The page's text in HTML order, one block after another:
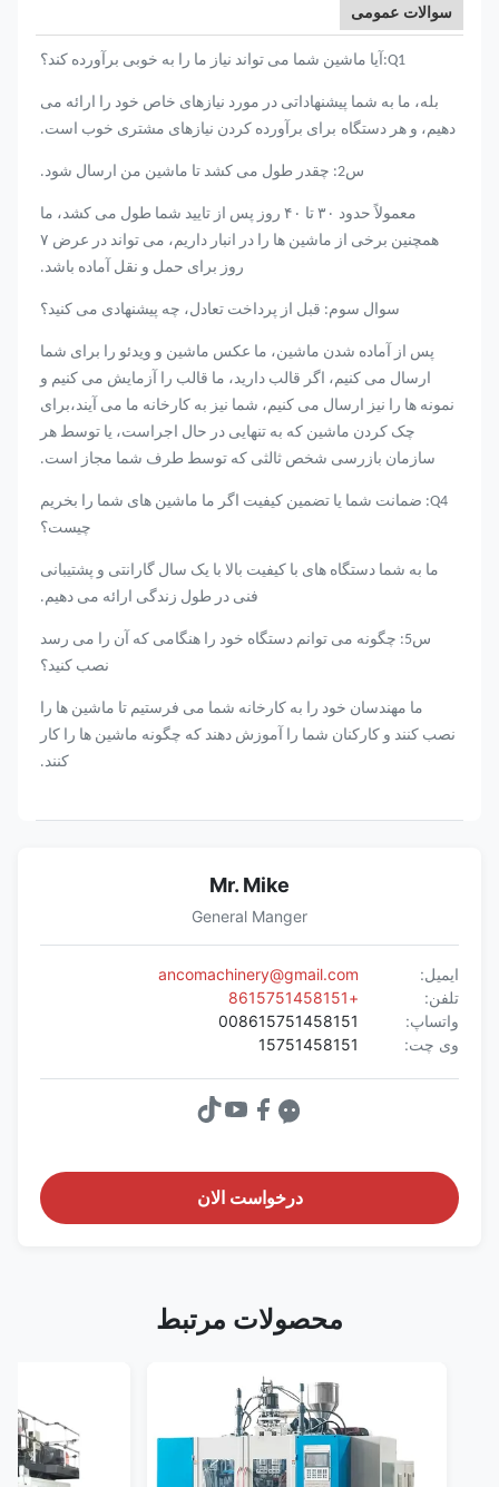
سوالات عمومی
بله، ما به شما پیشنهاداتی در مورد نیازهای خاص خود را ارائه می
دهیم، و هر دستگاه برای برآورده کردن نیازهای مشتری خوب است.
معمولاً حدود ۳۰ تا ۴۰ روز پس از تایید شما طول می کشد، ما
همچنین برخی از ماشین ها را در انبار داریم، می تواند در عرض ۷
روز برای حمل و نقل آماده باشد.
سوال سوم: قبل از پرداخت تعادل، چه پیشنهادی می کنید؟
پس از آماده شدن ماشین، ما عکس ماشین و ویدئو را برای شما
ارسال می کنیم، اگر قالب دارید، ما قالب را آزمایش می کنیم و
نمونه ها را نیز ارسال می کنیم، شما نیز به کارخانه ما می آیند،برای
چک کردن ماشین که به تنهایی در حال اجراست، یا توسط هر
سازمان بازرسی شخص ثالثی که توسط طرف شما مجاز است.
Q4: ضمانت شما یا تضمین کیفیت اگر ما ماشین های شما را بخریم
چیست؟
ما به شما دستگاه های با کیفیت بالا با یک سال گارانتی و پشتیبانی
فنی در طول زندگی ارائه می دهیم.
س5: چگونه می توانم دستگاه خود را هنگامی که آن را می رسد
نصب کنید؟
ما مهندسان خود را به کارخانه شما می فرستیم تا ماشین ها را
نصب کنند و کارکنان شما را آموزش دهند که چگونه ماشین ها را کار
Mr. Mike
General Manger
ایمیل:
ancomachinery@gmail.com
واتساپ:
008615751458151
وی چت:
15751458151
درخواست الان
محصولات مرتبط